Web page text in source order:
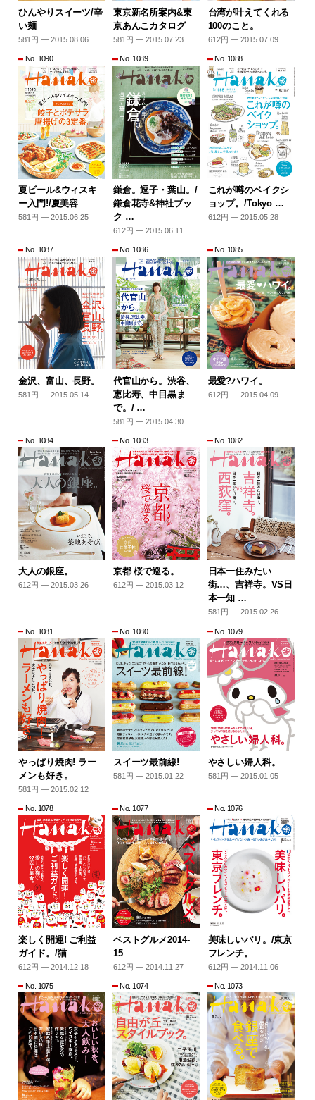
ひんやりスイーツ/辛
い麺
581円 — 2015.08.06
東京新名所案内&東
京あんこカタログ
581円 — 2015.07.23
台湾が叶えてくれる
100のこと。
612円 — 2015.07.09
No. 1090
夏ビール&ウィスキ
ー入門!/夏美容
581円 — 2015.06.25
No. 1089
鎌倉。逗子・葉山。/
鎌倉花寺&神社ブッ
ク …
612円 — 2015.06.11
No. 1088
これが噂のベイクシ
ョップ。/Tokyo …
612円 — 2015.05.28
No. 1087
金沢、富山、長野。
581円 — 2015.05.14
No. 1086
代官山から。渋谷、
恵比寿、中目黒ま
で。/ …
581円 — 2015.04.30
No. 1085
最愛?ハワイ。
612円 — 2015.04.09
No. 1084
大人の銀座。
612円 — 2015.03.26
No. 1083
京都 桜で巡る。
612円 — 2015.03.12
No. 1082
日本一住みたい
街…、吉祥寺。VS日
本一知 …
581円 — 2015.02.26
No. 1081
やっぱり焼肉! ラー
メンも好き。
581円 — 2015.02.12
No. 1080
スイーツ最前線!
581円 — 2015.01.22
No. 1079
やさしい婦人科。
581円 — 2015.01.05
No. 1078
楽しく開運! ご利益
ガイド。/猫
612円 — 2014.12.18
No. 1077
ベストグルメ2014-
15
612円 — 2014.11.27
No. 1076
美味しいパリ。/東京
フレンチ。
612円 — 2014.11.06
No. 1075 No. 1074 No. 1073